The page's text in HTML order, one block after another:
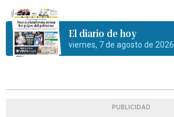
El diario de hoy
viernes, 7 de agosto de 2026
PUBLICIDAD